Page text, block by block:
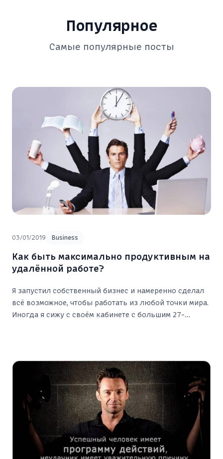
Популярное
Самые популярные посты
03/01/2019 Business
Как быть максимально продуктивным на
удалённой работе?
Я запустил собственный бизнес и намеренно сделал
всё возможное, чтобы работать из любой точки мира.
Иногда я сижу с своём кабинете с большим 27-